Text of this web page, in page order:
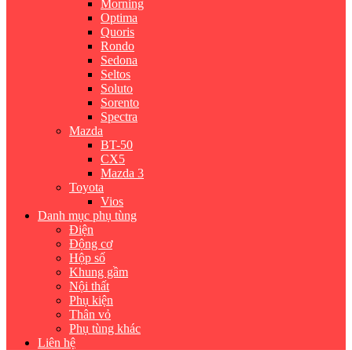
Morning
Optima
Quoris
Rondo
Sedona
Seltos
Soluto
Sorento
Spectra
Mazda
BT-50
CX5
Mazda 3
Toyota
Vios
Danh mục phụ tùng
Điện
Động cơ
Hộp số
Khung gầm
Nội thất
Phụ kiện
Thân vỏ
Phụ tùng khác
Liên hệ